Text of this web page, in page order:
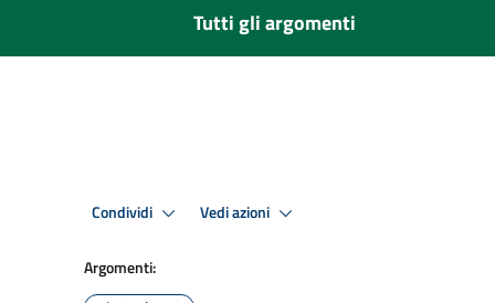
Tutti gli argomenti
Condividi Vedi azioni
Argomenti: